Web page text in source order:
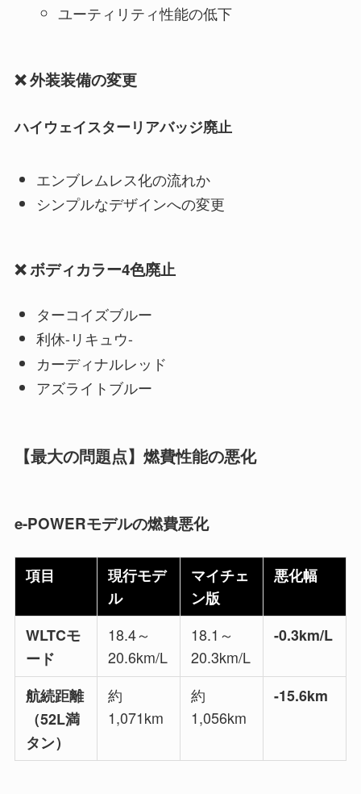
ユーティリティ性能の低下
❌ 外装装備の変更
ハイウェイスターリアバッジ廃止
エンブレムレス化の流れか
シンプルなデザインへの変更
❌ ボディカラー4色廃止
ターコイズブルー
利休-リキュウ-
カーディナルレッド
アズライトブルー
【最大の問題点】燃費性能の悪化
e-POWERモデルの燃費悪化
項目
現行モデ
ル
マイチェ
ン版
悪化幅
WLTCモ
ード
18.4～
20.6km/L
18.1～
20.3km/L
-0.3km/L
航続距離
（52L満
タン）
約
1,071km
約
1,056km
-15.6km